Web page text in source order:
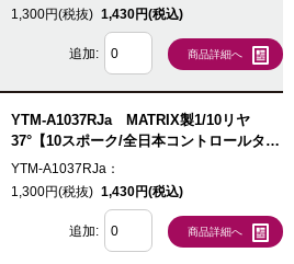
1,300円(税抜) 1,430円(税込)
追加: 商品詳細へ
YTM-A1037RJa MATRIX製1/10リヤ
37°【10スポーク/全日本コントロールタイ
ヤ/65mm】
YTM-A1037RJa：
1,300円(税抜) 1,430円(税込)
追加: 商品詳細へ